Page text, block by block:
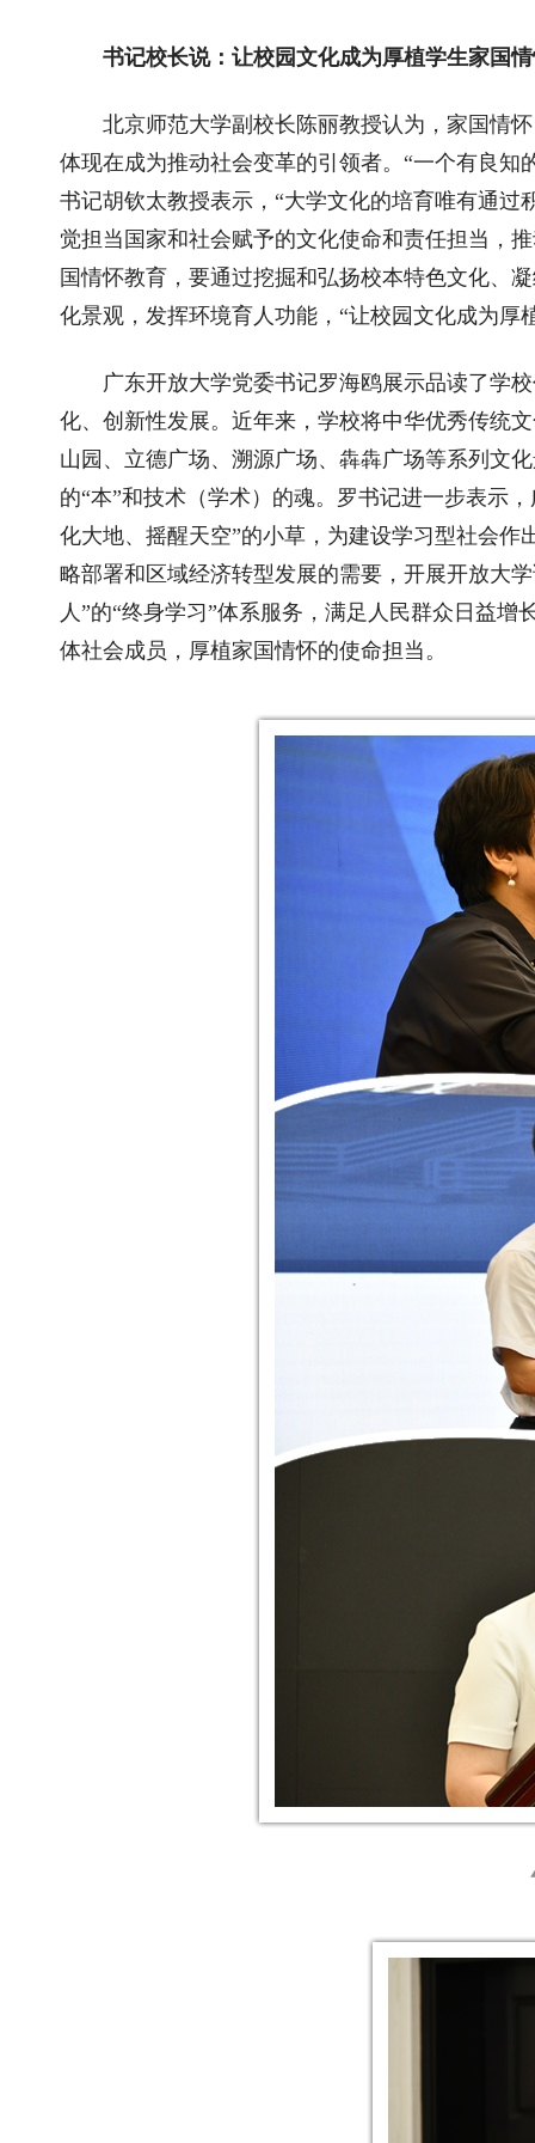
书记校长说：让校园文化成为厚植学生家国
北京师范大学副校长陈丽教授认为，家国情
体现在成为推动社会变革的引领者。“一个有良
书记胡钦太教授表示，“大学文化的培育唯有通
觉担当国家和社会赋予的文化使命和责任担当，
国情怀教育，要通过挖掘和弘扬校本特色文化、
化景观，发挥环境育人功能，“让校园文化成为厚
广东开放大学党委书记罗海鸥展示品读了学
化、创新性发展。近年来，学校将中华优秀传统
山园、立德广场、溯源广场、犇犇广场等系列文
的“本”和技术（学术）的魂。罗书记进一步表示
化大地、摇醒天空”的小草，为建设学习型社会
略部署和区域经济转型发展的需要，开展开放大
人”的“终身学习”体系服务，满足人民群众日益
体社会成员，厚植家国情怀的使命担当。